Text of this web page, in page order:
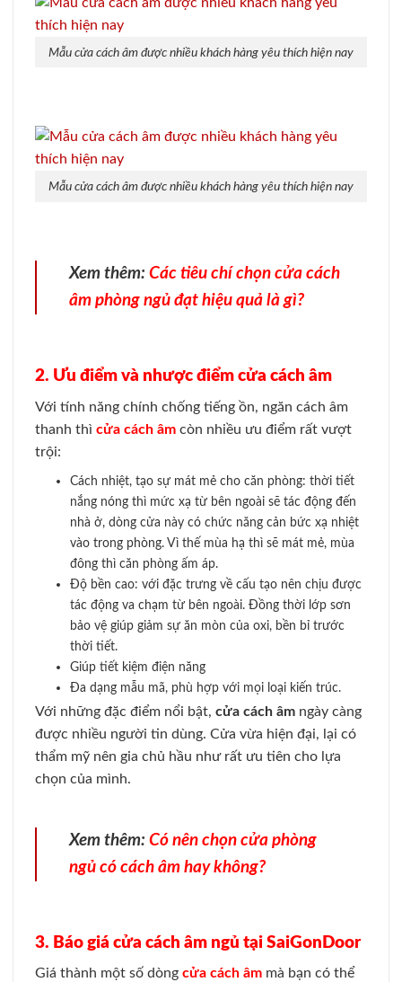
Mẫu cửa cách âm được nhiều khách hàng yêu thích hiện nay
Mẫu cửa cách âm được nhiều khách hàng yêu thích hiện nay
Xem thêm: Các tiêu chí chọn cửa cách
âm phòng ngủ đạt hiệu quả là gì?
2. Ưu điểm và nhược điểm cửa cách âm
Với tính năng chính chống tiếng ồn, ngăn cách âm
thanh thì cửa cách âm còn nhiều ưu điểm rất vượt
trội:
Cách nhiệt, tạo sự mát mẻ cho căn phòng: thời tiết
nắng nóng thì mức xạ từ bên ngoài sẽ tác động đến
nhà ở, dòng cửa này có chức năng cản bức xạ nhiệt
vào trong phòng. Vì thế mùa hạ thì sẽ mát mẻ, mùa
đông thì căn phòng ấm áp.
Độ bền cao: với đặc trưng về cấu tạo nên chịu được
tác động va chạm từ bên ngoài. Đồng thời lớp sơn
bảo vệ giúp giảm sự ăn mòn của oxi, bền bỉ trước
thời tiết.
Giúp tiết kiệm điện năng
Đa dạng mẫu mã, phù hợp với mọi loại kiến trúc.
Với những đặc điểm nổi bật, cửa cách âm ngày càng
được nhiều người tin dùng. Cửa vừa hiện đại, lại có
thẩm mỹ nên gia chủ hầu như rất ưu tiên cho lựa
chọn của mình.
Xem thêm: Có nên chọn cửa phòng
ngủ có cách âm hay không?
3. Báo giá cửa cách âm ngủ tại SaiGonDoor
Giá thành một số dòng cửa cách âm mà bạn có thể